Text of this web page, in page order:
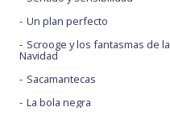
Un plan perfecto
Scrooge y los fantasmas de la
Navidad
Sacamantecas
La bola negra